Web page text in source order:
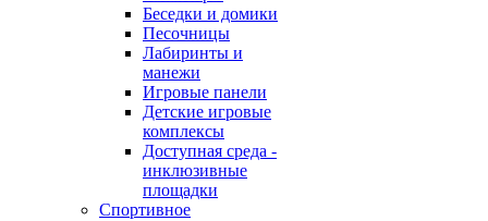
Беседки и домики
Песочницы
Лабиринты и
манежи
Игровые панели
Детские игровые
комплексы
Доступная среда -
инклюзивные
площадки
Спортивное